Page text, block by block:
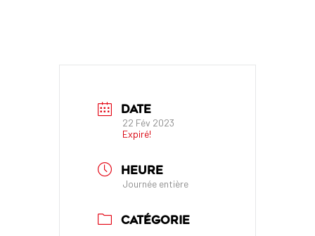
DATE
22 Fév 2023
Expiré!
HEURE
Journée entière
CATÉGORIE